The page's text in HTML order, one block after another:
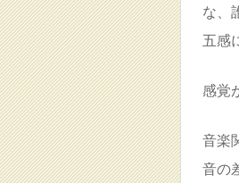
な、
五感
感覚
音楽
音の